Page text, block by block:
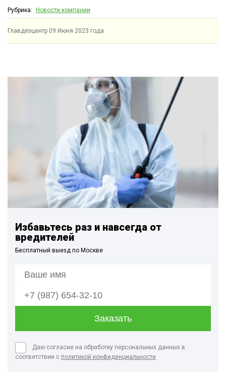
Рубрика: Новости компании
Главдезцентр 09 Июня 2023 года
Избавьтесь раз и навсегда от
вредителей
Бесплатный выезд по Москве
Даю согласие на обработку персональных данных в
соответствии с политикой конфиденциальности